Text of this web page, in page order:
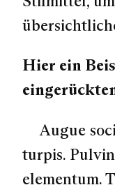
Hier ein
Augue
turpis.
elementum.